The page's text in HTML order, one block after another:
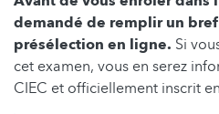
demandé de remplir un
présélection en ligne. Si
cet examen, vous en serez
CIEC et officiellement inscrit